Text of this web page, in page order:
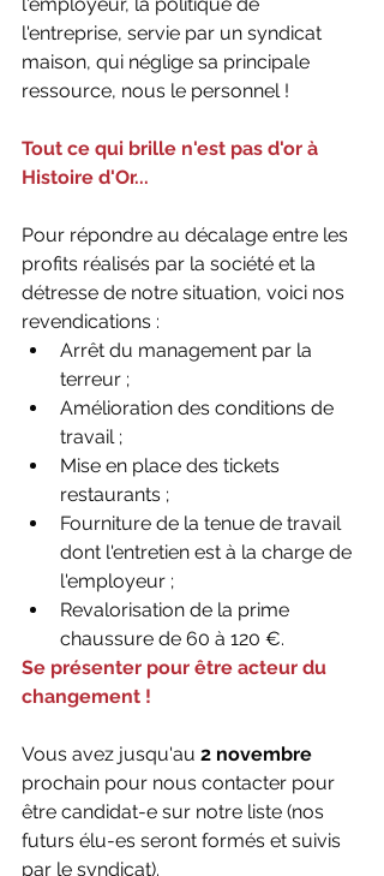
l'employeur, la politique de
l'entreprise, servie par un syndicat
maison, qui néglige sa principale
ressource, nous le personnel !
Tout ce qui brille n'est pas d'or à
Histoire d'Or...
Pour répondre au décalage entre les
profits réalisés par la société et la
détresse de notre situation, voici nos
revendications :
Arrêt du management par la
terreur ;
Amélioration des conditions de
travail ;
Mise en place des tickets
restaurants ;
Fourniture de la tenue de travail
dont l'entretien est à la charge de
l'employeur ;
Revalorisation de la prime
chaussure de 60 à 120 €.
Se présenter pour être acteur du
changement !
Vous avez jusqu'au 2 novembre
prochain pour nous contacter pour
être candidat-e sur notre liste (nos
futurs élu-es seront formés et suivis
par le syndicat).